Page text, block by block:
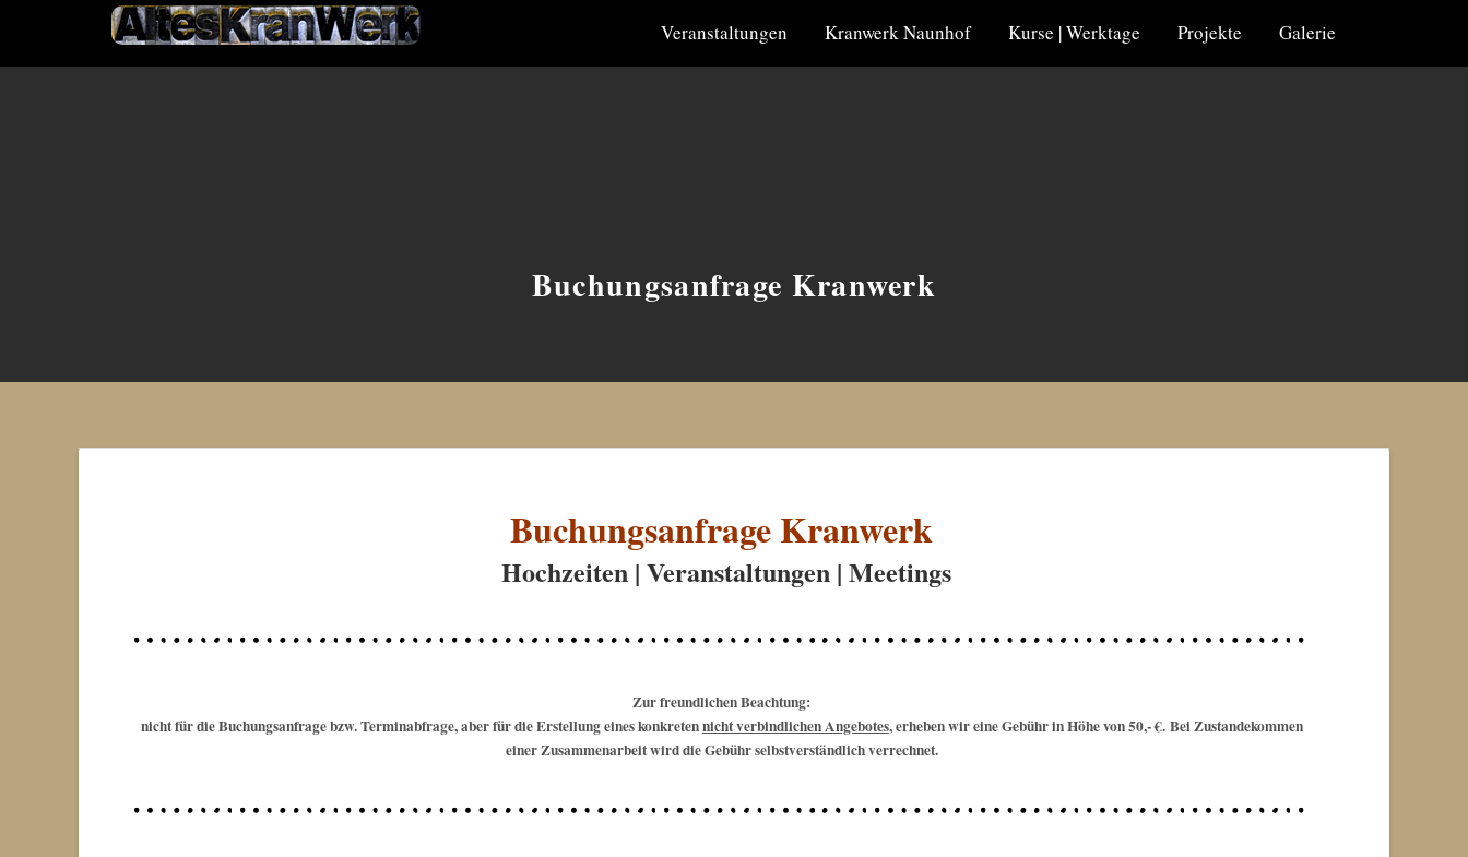
Veranstaltungen Kranwerk Naunhof Kurse | Werktage Projekte Galerie
Buchungsanfrage Kranwerk
Buchungsanfrage Kranwerk
Hochzeiten | Veranstaltungen | Meetings
Zur freundlichen Beachtung:
nicht für die Buchungsanfrage bzw. Terminabfrage, aber für die Erstellung eines konkretennicht verbindlichen Angebotes, erheben wir eine Gebühr in Höhe von 50,- €. Bei Zustandekommen
einer Zusammenarbeit wird die Gebühr selbstverständlich verrechnet.